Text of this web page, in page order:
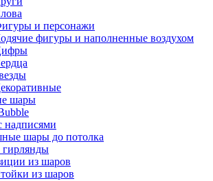
и персонажи
фигуры и наполненные воздухом
шары
шары до потолка
из шаров
из шаров